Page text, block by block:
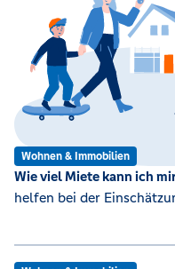
Wohnen & Immobilien
Wie viel Miete kann ich
helfen bei der